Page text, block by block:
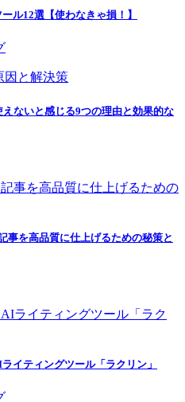
ル12選【使わなきゃ損！】
えないと感じる9つの理由と効果的な
事を高品質に仕上げるための秘策と
イティングツール「ラクリン」